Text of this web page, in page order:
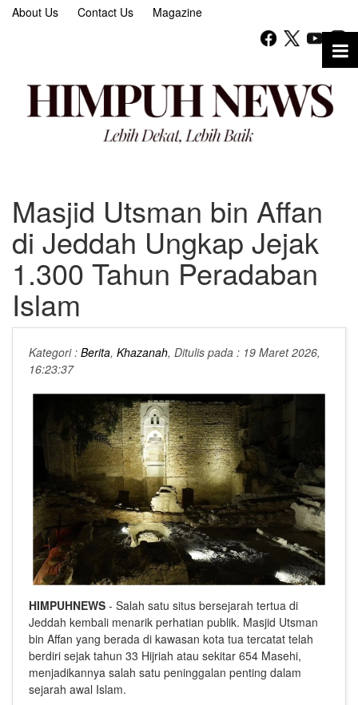
About Us Contact Us Magazine
Masjid Utsman bin Affan
di Jeddah Ungkap Jejak
1.300 Tahun Peradaban
Islam
Kategori : Berita, Khazanah, Ditulis pada : 19 Maret 2026,
16:23:37
HIMPUHNEWS - Salah satu situs bersejarah tertua di
Jeddah kembali menarik perhatian publik. Masjid Utsman
bin Affan yang berada di kawasan kota tua tercatat telah
berdiri sejak tahun 33 Hijriah atau sekitar 654 Masehi,
menjadikannya salah satu peninggalan penting dalam
sejarah awal Islam.